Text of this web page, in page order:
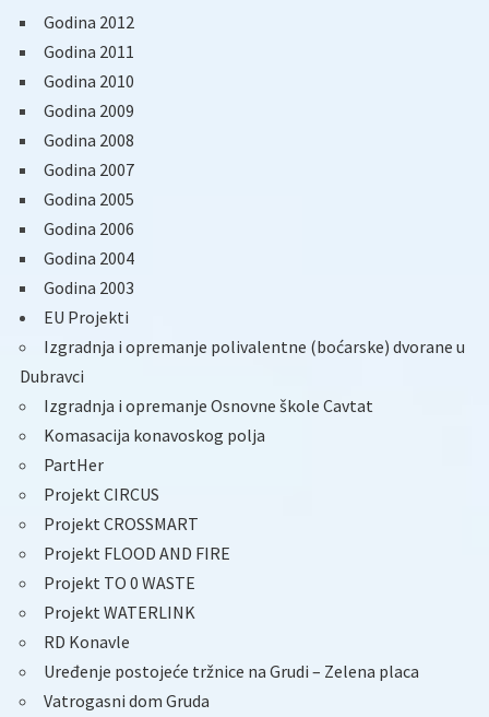
Godina 2012
Godina 2011
Godina 2010
Godina 2009
Godina 2008
Godina 2007
Godina 2005
Godina 2006
Godina 2004
Godina 2003
EU Projekti
Izgradnja i opremanje polivalentne (boćarske) dvorane u
Dubravci
Izgradnja i opremanje Osnovne škole Cavtat
Komasacija konavoskog polja
PartHer
Projekt CIRCUS
Projekt CROSSMART
Projekt FLOOD AND FIRE
Projekt TO 0 WASTE
Projekt WATERLINK
RD Konavle
Uređenje postojeće tržnice na Grudi – Zelena placa
Vatrogasni dom Gruda